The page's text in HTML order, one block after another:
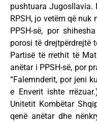
pushtuara Jugosllavia.
RPSH, jo vetëm që
PPSH-së, por
porosi të drejtpërdrejtë
Partisë të rrethit të
anëtar i PPSH-së, por
“Falemnderit, por jeni
e Enverit ishte
Unitetit Kombëtar
qenë anëtar dhe